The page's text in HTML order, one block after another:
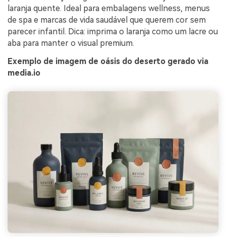
laranja quente. Ideal para embalagens wellness, menus
de spa e marcas de vida saudável que querem cor sem
parecer infantil. Dica: imprima o laranja como um lacre ou
aba para manter o visual premium.
Exemplo de imagem de oásis do deserto gerado via
media.io